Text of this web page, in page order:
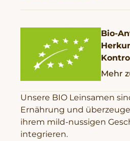
Bio-
Mehr
Unsere BIO Leinsamen
Ernährung und
ihrem mild-nussigen
integrieren.